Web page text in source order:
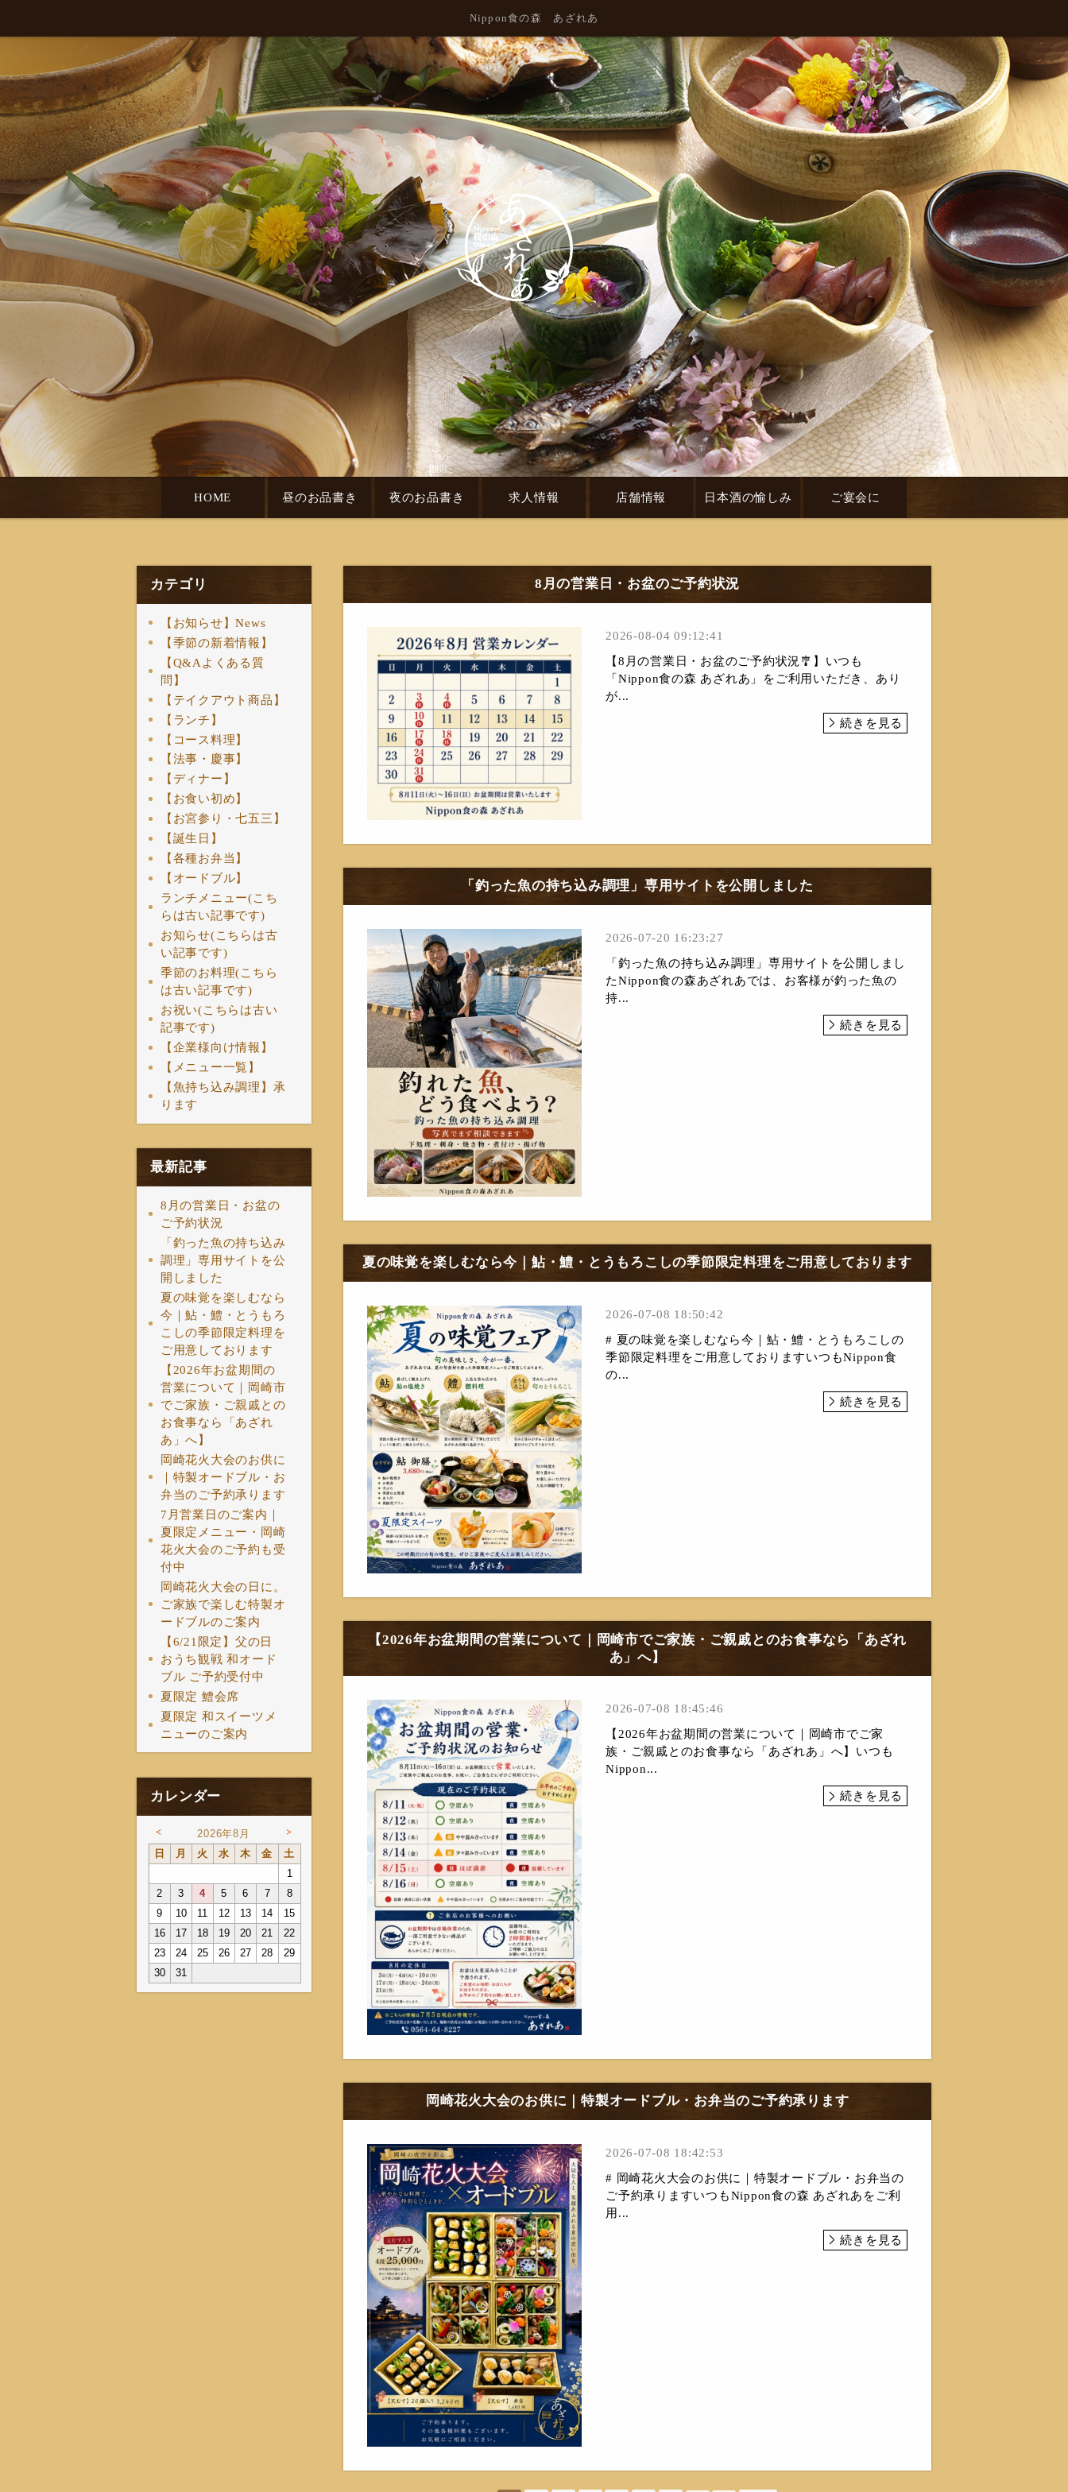
Nippon食の森 あざれあ
HOME 昼のお品書き 夜のお品書き 求人情報 店舗情報 日本酒の愉しみ ご宴会に
カテゴリ
【お知らせ】News
【季節の新着情報】
【Q&Aよくある質
問】
【テイクアウト商品】
【ランチ】
【コース料理】
【法事・慶事】
【ディナー】
【お食い初め】
【お宮参り・七五三】
【誕生日】
【各種お弁当】
【オードブル】
ランチメニュー(こち
らは古い記事です)
お知らせ(こちらは古
い記事です)
季節のお料理(こちら
は古い記事です)
お祝い(こちらは古い
記事です)
【企業様向け情報】
【メニュー一覧】
【魚持ち込み調理】承
ります
最新記事
8月の営業日・お盆の
ご予約状況
「釣った魚の持ち込み
調理」専用サイトを公
開しました
夏の味覚を楽しむなら
今｜鮎・鱧・とうもろ
こしの季節限定料理を
ご用意しております
【2026年お盆期間の
営業について｜岡崎市
でご家族・ご親戚との
お食事なら「あざれ
あ」へ】
岡崎花火大会のお供に
｜特製オードブル・お
弁当のご予約承ります
7月営業日のご案内｜
夏限定メニュー・岡崎
花火大会のご予約も受
付中
岡崎花火大会の日に。
ご家族で楽しむ特製オ
ードブルのご案内
【6/21限定】父の日
おうち観戦 和オード
ブル ご予約受付中
夏限定 鱧会席
夏限定 和スイーツメ
ニューのご案内
カレンダー
< 2026年8月 >
日 月 火 水 木 金
土
1
2
3 4 5 6 7
8
9
10 11 12 13 14
15
16
17 18 19 20 21
22
23
24 25 26 27 28
29
30
31
8月の営業日・お盆のご予約状況
2026-08-04 09:12:41
【8月の営業日・お盆のご予約状況🎐】いつも
「Nippon食の森 あざれあ」をご利用いただき、あり
が...
続きを見る
「釣った魚の持ち込み調理」専用サイトを公開しました
2026-07-20 16:23:27
「釣った魚の持ち込み調理」専用サイトを公開しまし
たNippon食の森あざれあでは、お客様が釣った魚の
持...
続きを見る
夏の味覚を楽しむなら今｜鮎・鱧・とうもろこしの季節限定料理をご用意しております
2026-07-08 18:50:42
# 夏の味覚を楽しむなら今｜鮎・鱧・とうもろこしの
季節限定料理をご用意しておりますいつもNippon食
の...
続きを見る
【2026年お盆期間の営業について｜岡崎市でご家族・ご親戚とのお食事なら「あざれ
あ」へ】
2026-07-08 18:45:46
【2026年お盆期間の営業について｜岡崎市でご家
族・ご親戚とのお食事なら「あざれあ」へ】いつも
Nippon...
続きを見る
岡崎花火大会のお供に｜特製オードブル・お弁当のご予約承ります
2026-07-08 18:42:53
# 岡崎花火大会のお供に｜特製オードブル・お弁当の
ご予約承りますいつもNippon食の森 あざれあをご利
用...
続きを見る